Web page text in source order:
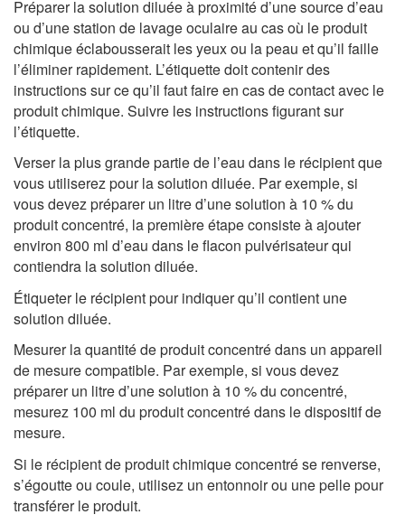
Préparer la solution diluée à proximité d’une source d’eau
ou d’une station de lavage oculaire au cas où le produit
chimique éclabousserait les yeux ou la peau et qu’il faille
l’éliminer rapidement. L’étiquette doit contenir des
instructions sur ce qu’il faut faire en cas de contact avec le
produit chimique. Suivre les instructions figurant sur
l’étiquette.
Verser la plus grande partie de l’eau dans le récipient que
vous utiliserez pour la solution diluée. Par exemple, si
vous devez préparer un litre d’une solution à 10 % du
produit concentré, la première étape consiste à ajouter
environ 800 ml d’eau dans le flacon pulvérisateur qui
contiendra la solution diluée.
Étiqueter le récipient pour indiquer qu’il contient une
solution diluée.
Mesurer la quantité de produit concentré dans un appareil
de mesure compatible. Par exemple, si vous devez
préparer un litre d’une solution à 10 % du concentré,
mesurez 100 ml du produit concentré dans le dispositif de
mesure.
Si le récipient de produit chimique concentré se renverse,
s’égoutte ou coule, utilisez un entonnoir ou une pelle pour
transférer le produit.